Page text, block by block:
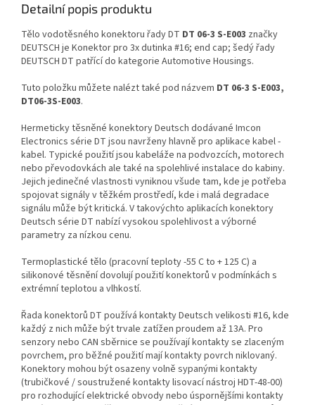
Detailní popis produktu
Tělo vodotěsného konektoru řady DT DT 06-3 S-E003 značky
DEUTSCH je Konektor pro 3x dutinka #16; end cap; šedý řady
DEUTSCH DT patřící do kategorie Automotive Housings.
Tuto položku můžete nalézt také pod názvem DT 06-3 S-E003,
DT06-3S-E003.
Hermeticky těsněné konektory Deutsch dodávané Imcon
Electronics série DT jsou navrženy hlavně pro aplikace kabel -
kabel. Typické použití jsou kabeláže na podvozcích, motorech
nebo převodovkách ale také na spolehlivé instalace do kabiny.
Jejich jedinečné vlastnosti vyniknou všude tam, kde je potřeba
spojovat signály v těžkém prostředí, kde i malá degradace
signálu může být kritická. V takovýchto aplikacích konektory
Deutsch série DT nabízí vysokou spolehlivost a výborné
parametry za nízkou cenu.
Termoplastické tělo (pracovní teploty -55 C to + 125 C) a
silikonové těsnění dovolují použití konektorů v podmínkách s
extrémní teplotou a vlhkostí.
Řada konektorů DT používá kontakty Deutsch velikosti #16, kde
každý z nich může být trvale zatížen proudem až 13A. Pro
senzory nebo CAN sběrnice se používají kontakty se zlaceným
povrchem, pro běžné použití mají kontakty povrch niklovaný.
Konektory mohou být osazeny volně sypanými kontakty
(trubičkové / soustružené kontakty lisovací nástroj HDT-48-00)
pro rozhodující elektrické obvody nebo úspornějšími kontakty